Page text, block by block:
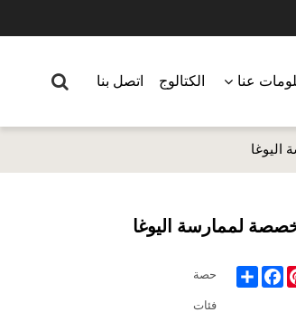
عنا الكتالوج اتصل بنا
لممارسة اليوغا
حصة Share
Facebook
فئات